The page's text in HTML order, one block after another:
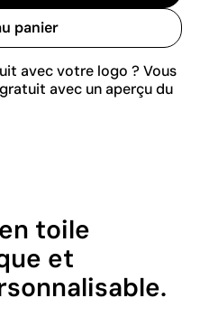
panier
avec votre logo ? Vous
avec un aperçu du
toile
et